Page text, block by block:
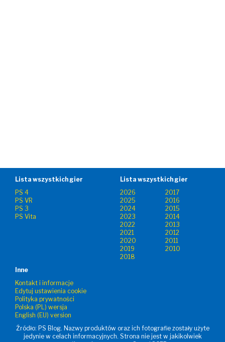
Lista wszystkich gier
PS 4
PS VR
PS 3
PS Vita
Lista wszystkich gier
2026
2017
2025
2016
2024
2015
2023
2014
2022
2013
2021
2012
2020
2011
2019
2010
2018
Inne
Kontakt i informacje
Edytuj ustawienia cookie
Polityka prywatności
Polska (PL) wersja
English (EU) version
Źródło: PS Blog. Nazwy produktów oraz ich fotografie zostały użyte
jedynie w celach informacyjnych. Strona nie jest w jakikolwiek